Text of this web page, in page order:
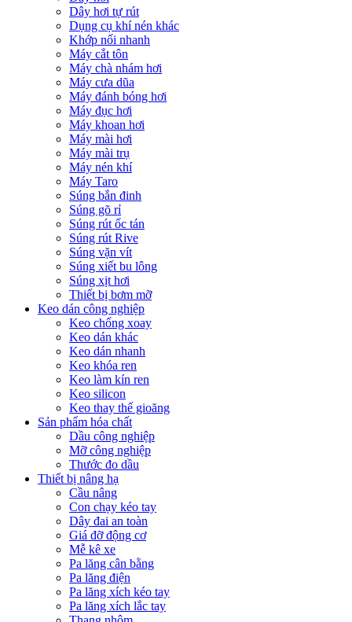
Dây hơi tự rút
Dụng cụ khí nén khác
Khớp nối nhanh
Máy cắt tôn
Máy chà nhám hơi
Máy cưa dũa
Máy đánh bóng hơi
Máy đục hơi
Máy khoan hơi
Máy mài hơi
Máy mài trụ
Máy nén khí
Máy Taro
Súng bắn đinh
Súng gõ rỉ
Súng rút ốc tán
Súng rút Rive
Súng vặn vít
Súng xiết bu lông
Súng xịt hơi
Thiết bị bơm mỡ
Keo dán công nghiệp
Keo chống xoay
Keo dán khác
Keo dán nhanh
Keo khóa ren
Keo làm kín ren
Keo silicon
Keo thay thế gioăng
Sản phẩm hóa chất
Dầu công nghiệp
Mỡ công nghiệp
Thước đo dầu
Thiết bị nâng hạ
Cầu nâng
Con chạy kéo tay
Dây đai an toàn
Giá đỡ động cơ
Mễ kê xe
Pa lăng cân bằng
Pa lăng điện
Pa lăng xích kéo tay
Pa lăng xích lắc tay